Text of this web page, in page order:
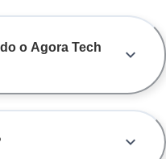
o Agora Tech